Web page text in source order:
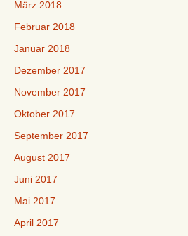
März 2018
Februar 2018
Januar 2018
Dezember 2017
November 2017
Oktober 2017
September 2017
August 2017
Juni 2017
Mai 2017
April 2017